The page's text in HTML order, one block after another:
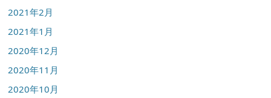
2021年2月
2021年1月
2020年12月
2020年11月
2020年10月